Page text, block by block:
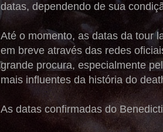
datas, dependendo de sua
Até o momento, as datas da tour
em breve através das redes
grande procura, especialmente
mais influentes da história do
As datas confirmadas do